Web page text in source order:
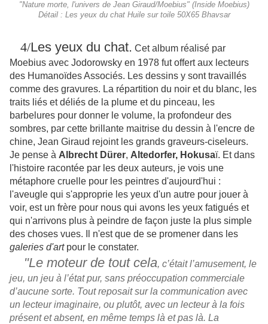
"Nature morte, l'univers de Jean Giraud/Moebius" (Inside Moebius)
Détail : Les yeux du chat Huile sur toile 50X65 Bhavsar
4/Les yeux du chat. Cet album réalisé par
Moebius avec Jodorowsky en 1978 fut offert aux lecteurs
des Humanoïdes Associés. Les dessins y sont travaillés
comme des gravures. La répartition du noir et du blanc, les
traits liés et déliés de la plume et du pinceau, les
barbelures pour donner le volume, la profondeur des
sombres, par cette brillante maitrise du dessin à l'encre de
chine, Jean Giraud rejoint les grands graveurs-ciseleurs.
Je pense à Albrecht Dürer, Altedorfer, Hokusaï. Et dans
l'histoire racontée par les deux auteurs, je vois une
métaphore cruelle pour les peintres d'aujourd'hui :
l'aveugle qui s'approprie les yeux d'un autre pour jouer à
voir, est un frère pour nous qui avons les yeux fatigués et
qui n'arrivons plus à peindre de façon juste la plus simple
des choses vues. Il n'est que de se promener dans les
galeries d'artpour le constater.
"Le moteur de tout cela, c’était l’amusement, le
jeu, un jeu à l’état pur, sans préoccupation commerciale
d’aucune sorte. Tout reposait sur la communication avec
un lecteur imaginaire, ou plutôt, avec un lecteur à la fois
présent et absent, en même temps là et pas là. La